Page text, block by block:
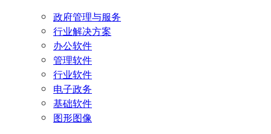
政府管理与服务
行业解决方案
办公软件
管理软件
行业软件
电子政务
基础软件
图形图像